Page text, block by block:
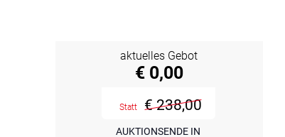
AUKTIONSENDE IN
aktuelles Gebot
€ 0,00
Statt € 238,00